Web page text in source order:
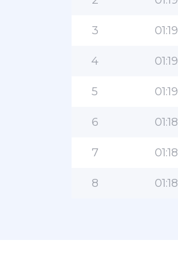
3 01:19
4 01:19
5 01:19
6 01:18
7 01:18
8 01:18